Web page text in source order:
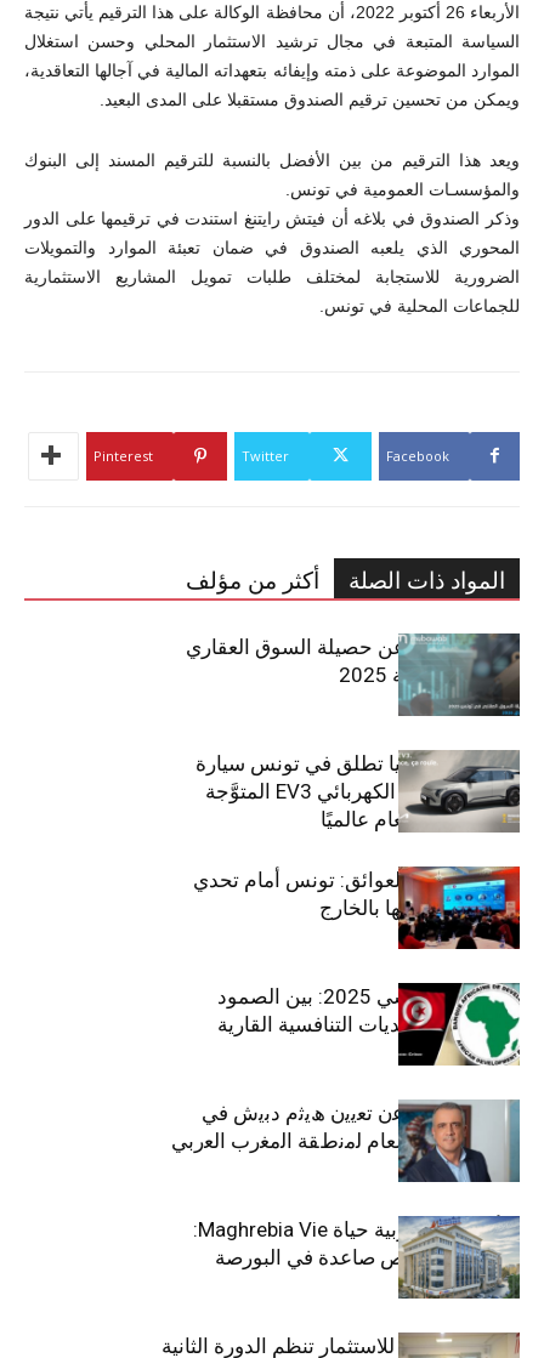
الأربعاء 26 أكتوبر 2022، أن محافظة الوكالة على هذا الترقيم يأتي نتيجة
السياسة المتبعة في مجال ترشيد الاستثمار المحلي وحسن استغلال
الموارد الموضوعة على ذمته وإيفائه بتعهداته المالية في آجالها التعاقدية،
ويمكن من تحسين ترقيم الصندوق مستقبلا على المدى البعيد.
ويعد هذا الترقيم من بين الأفضل بالنسبة للترقيم المسند إلى البنوك
والمؤسسـات العمومية في تونس.
وذكر الصندوق في بلاغه أن فيتش رايتنغ استندت في ترقيمها على الدور
المحوري الذي يلعبه الصندوق في ضمان تعبئة الموارد والتمويلات
الضرورية للاستجابة لمختلف طلبات تمويل المشاريع الاستثمارية
للجماعات المحلية في تونس.
Facebook
Twitter
Pinterest
المواد ذات الصلة أكثر من مؤلف
مبوب تكشف عن حصيلة السوق العقاري
في تونس لسنة 2025
سيتي كارز – كيا تطلق في تونس سيارة
الـدفع الرباعي الكهربائي EV3 المتوَّجة
بلقب سيارة العام عالميًا
بين الطموح والعوائق: تونس أمام تحدي
استعادة كفاءاتها بالخارج
الاقتصاد التونسي 2025: بين الصمود
الاجتماعي وتحديات التنافسية القارية
ﺗﯾﺗرا ﺑﺎك ﺗﻌﻠن ﻋن ﺗﻌﯾﯾن ھﯾﺛم دﺑﯾش ﻓﻲ
ﻣﻧﺻب اﻟﻣدﯾر اﻟﻌﺎم ﻟﻣﻧطﻘﺔ اﻟﻣﻐرب اﻟﻌرﺑﻲ
وﻏرب أﻓرﯾﻘﯾﺎ
التأمينات المغربية حياة Maghrebia Vie:
فاعل رائد بفرص صاعدة في البورصة
(+34.8%)
الهيئة التونسية للاستثمار تنظم الدورة الثانية